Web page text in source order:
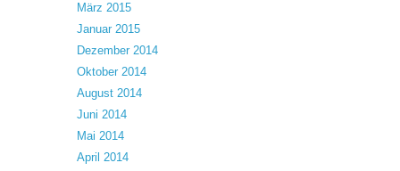
März 2015
Januar 2015
Dezember 2014
Oktober 2014
August 2014
Juni 2014
Mai 2014
April 2014